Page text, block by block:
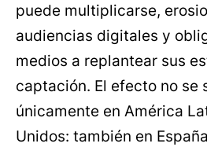
puede multiplicarse,
audiencias digitales y
medios a replantear sus
captación. El efecto no se
únicamente en América
Unidos: también en